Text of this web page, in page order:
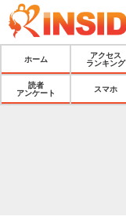
ホーム
アクセス
ランキング
読者
アンケート
スマホ